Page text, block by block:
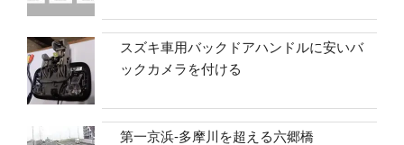
スズキ車用バックドアハンドルに安いバ
ックカメラを付ける
第一京浜-多摩川を超える六郷橋